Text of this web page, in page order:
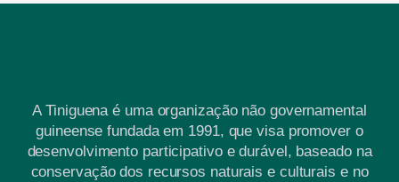
A Tiniguena é uma organização não governamental
guineense fundada em 1991, que visa promover o
desenvolvimento participativo e durável, baseado na
conservação dos recursos naturais e culturais e no